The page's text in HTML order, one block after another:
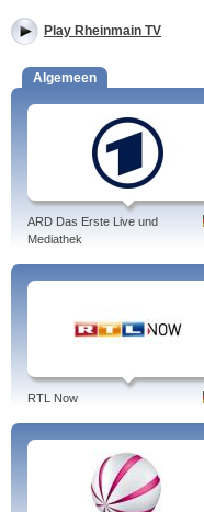
Play Rheinmain TV
Algemeen
ARD Das Erste Live und
Mediathek
RTL Now